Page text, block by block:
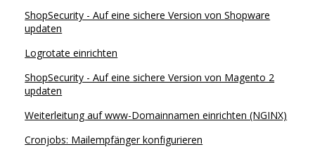
ShopSecurity - Auf eine sichere Version von Shopware
updaten
Logrotate einrichten
ShopSecurity - Auf eine sichere Version von Magento 2
updaten
Weiterleitung auf www-Domainnamen einrichten (NGINX)
Cronjobs: Mailempfänger konfigurieren